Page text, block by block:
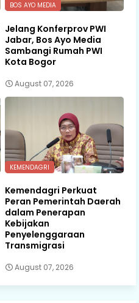
BOS AYO MEDIA
Jelang Konferprov PWI
Jabar, Bos Ayo Media
Sambangi Rumah PWI
Kota Bogor
August 07, 2026
KEMENDAGRI
Kemendagri Perkuat
Peran Pemerintah Daerah
dalam Penerapan
Kebijakan
Penyelenggaraan
Transmigrasi
August 07, 2026